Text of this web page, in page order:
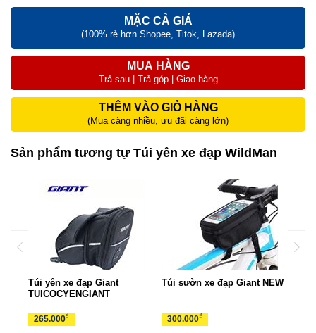
MẶC CẢ GIÁ
(100% rẻ hơn Shopee, Titok, Lazada)
MUA HÀNG
Trả sau | Trả góp | Giao hàng
THÊM VÀO GIỎ HÀNG
(Mua càng nhiều, ưu đãi càng lớn)
Sản phẩm tương tự Túi yên xe đạp WildMan
Túi yên xe đạp Giant
TUICOCYENGIANT
265.000₫
Túi sườn xe đạp Giant NEW
300.000₫